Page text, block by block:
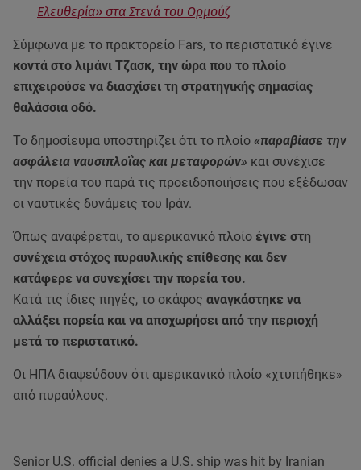
Ελευθερία» στα Στενά του Ορμούζ
Σύμφωνα με το πρακτορείο Fars, το περιστατικό έγινε
κοντά στο λιμάνι Τζασκ, την ώρα που το πλοίο
επιχειρούσε να διασχίσει τη στρατηγικής σημασίας
θαλάσσια οδό.
Το δημοσίευμα υποστηρίζει ότι το πλοίο «παραβίασε την
ασφάλεια ναυσιπλοΐας και μεταφορών» και συνέχισε
την πορεία του παρά τις προειδοποιήσεις που εξέδωσαν
οι ναυτικές δυνάμεις του Ιράν.
Όπως αναφέρεται, το αμερικανικό πλοίο έγινε στη
συνέχεια στόχος πυραυλικής επίθεσης και δεν
κατάφερε να συνεχίσει την πορεία του.
Κατά τις ίδιες πηγές, το σκάφος αναγκάστηκε να
αλλάξει πορεία και να αποχωρήσει από την περιοχή
μετά το περιστατικό.
Οι ΗΠΑ διαψεύδουν ότι αμερικανικό πλοίο «χτυπήθηκε»
από πυραύλους.
Senior U.S. official denies a U.S. ship was hit by Iranian